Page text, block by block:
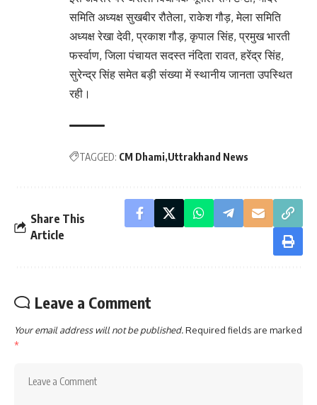
समिति अध्यक्ष सुखबीर रौतेला, राकेश गौड़, मेला समिति
अध्यक्ष रेखा देवी, प्रकाश गौड़, कृपाल सिंह, प्रमुख भारती
फर्स्वाण, जिला पंचायत सदस्त नंदिता रावत, हरेंद्र सिंह,
सुरेन्द्र सिंह समेत बड़ी संख्या में स्थानीय जानता उपस्थित
रही।
TAGGED: CM Dhami Uttrakhand News
Share This
Article
Leave a Comment
Your email address will not be published.Required fields are marked
*